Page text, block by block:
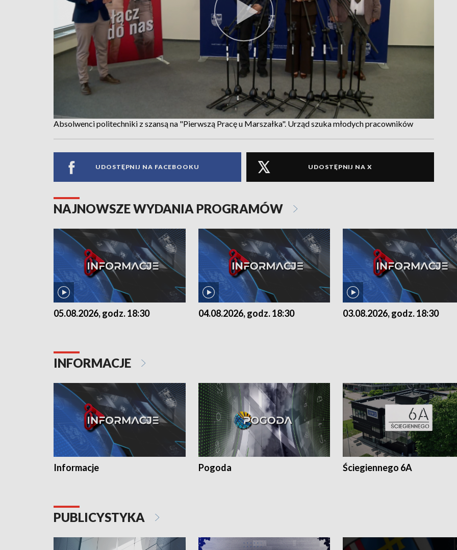
Absolwenci politechniki z szansą na "Pierwszą Pracę u Marszałka". Urząd szuka młodych pracowników
UDOSTĘPNIJ NA FACEBOOKU UDOSTĘPNIJ NA X
NAJNOWSZE WYDANIA PROGRAMÓW
05.08.2026, godz. 18:30 04.08.2026, godz. 18:30 03.08.2026, godz. 18:30
INFORMACJE
Informacje Pogoda Ściegiennego 6A
PUBLICYSTYKA